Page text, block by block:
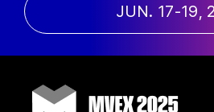
JUN. 17-19,